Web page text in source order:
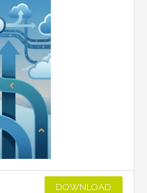
DOWNLOAD